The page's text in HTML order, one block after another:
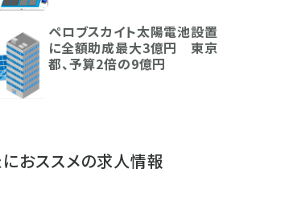
ペロブスカイト太陽電池設置
に全額助成最大3億円 東京
都、予算2倍の9億円
おススメの求人情報